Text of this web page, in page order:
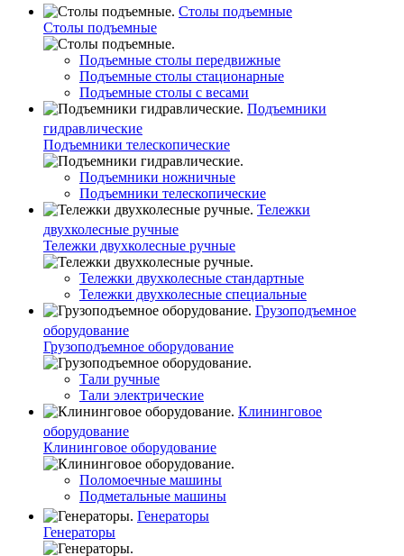
Столы подъемные
Столы подъемные
Подъемные столы передвижные
Подъемные столы стационарные
Подъемные столы с весами
Подъемники
гидравлические
Подъемники телескопические
Подъемники ножничные
Подъемники телескопические
Тележки
двухколесные ручные
Тележки двухколесные ручные
Тележки двухколесные стандартные
Тележки двухколесные специальные
Грузоподъемное
оборудование
Грузоподъемное оборудование
Тали ручные
Тали электрические
Клининговое
оборудование
Клининговое оборудование
Поломоечные машины
Подметальные машины
Генераторы
Генераторы